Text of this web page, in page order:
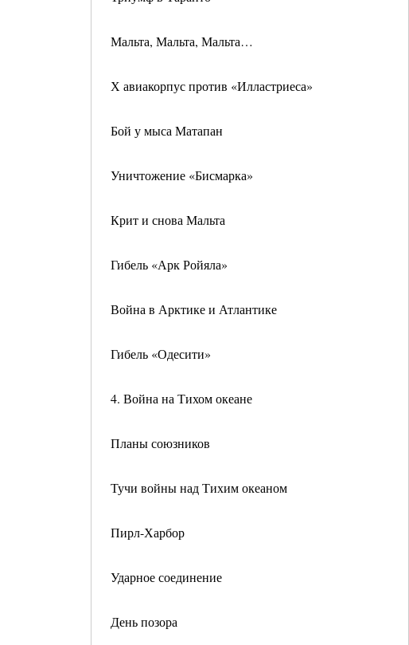
Мальта, Мальта, Мальта…
Х авиакорпус против «Илластриеса»
Бой у мыса Матапан
Уничтожение «Бисмарка»
Крит и снова Мальта
Гибель «Арк Ройяла»
Война в Арктике и Атлантике
Гибель «Одесити»
4. Война на Тихом океане
Планы союзников
Тучи войны над Тихим океаном
Пирл-Харбор
Ударное соединение
День позора